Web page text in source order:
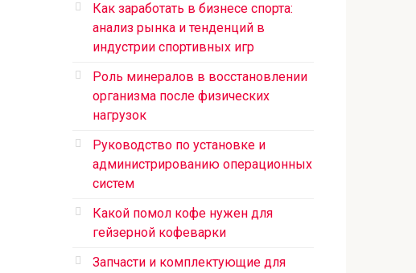
Как заработать в бизнесе спорта:
анализ рынка и тенденций в
индустрии спортивных игр
Роль минералов в восстановлении
организма после физических
нагрузок
Руководство по установке и
администрированию операционных
систем
Какой помол кофе нужен для
гейзерной кофеварки
Запчасти и комплектующие для